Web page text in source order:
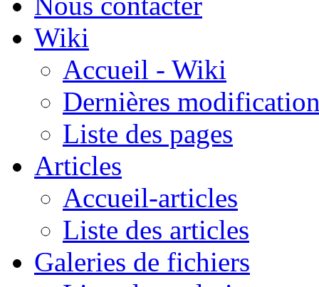
Wiki
Accueil - Wiki
Dernières
Liste des pages
Articles
Accueil-articles
Liste des articles
Galeries de fichiers